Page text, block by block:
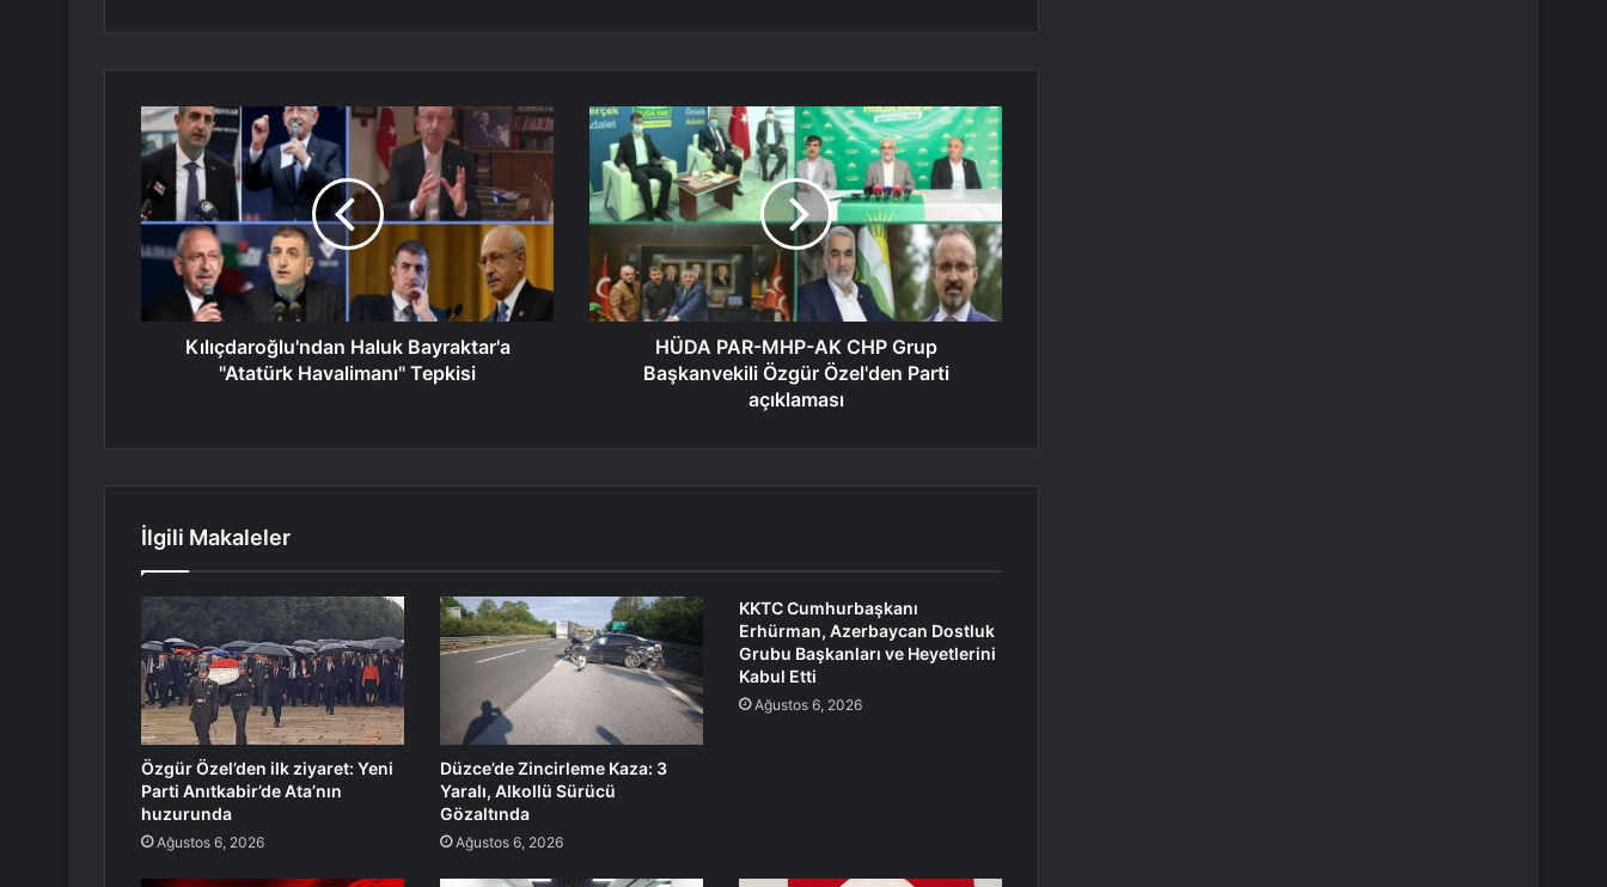
Kılıçdaroğlu'ndan Haluk Bayraktar'a
"Atatürk Havalimanı" Tepkisi
HÜDA PAR-MHP-AK CHP Grup
Başkanvekili Özgür Özel'den Parti
açıklaması
İlgili Makaleler
Özgür Özel’den ilk ziyaret: Yeni
Parti Anıtkabir’de Ata’nın
huzurunda
Ağustos 6, 2026
Düzce’de Zincirleme Kaza: 3
Yaralı, Alkollü Sürücü
Gözaltında
Ağustos 6, 2026
KKTC Cumhurbaşkanı
Erhürman, Azerbaycan Dostluk
Grubu Başkanları ve Heyetlerini
Kabul Etti
Ağustos 6, 2026